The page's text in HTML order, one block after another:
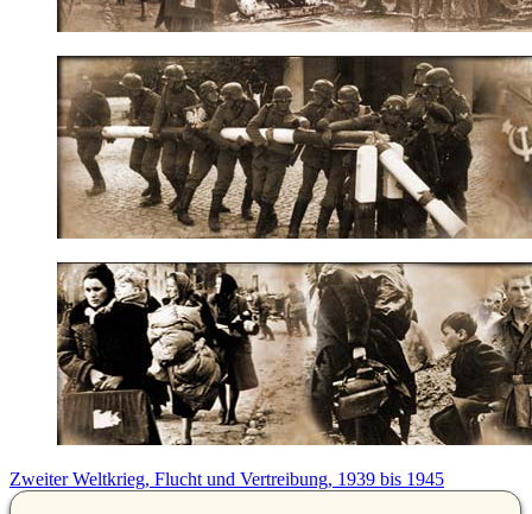
Zweiter Weltkrieg, Flucht und Vertreibung, 1939 bis 1945